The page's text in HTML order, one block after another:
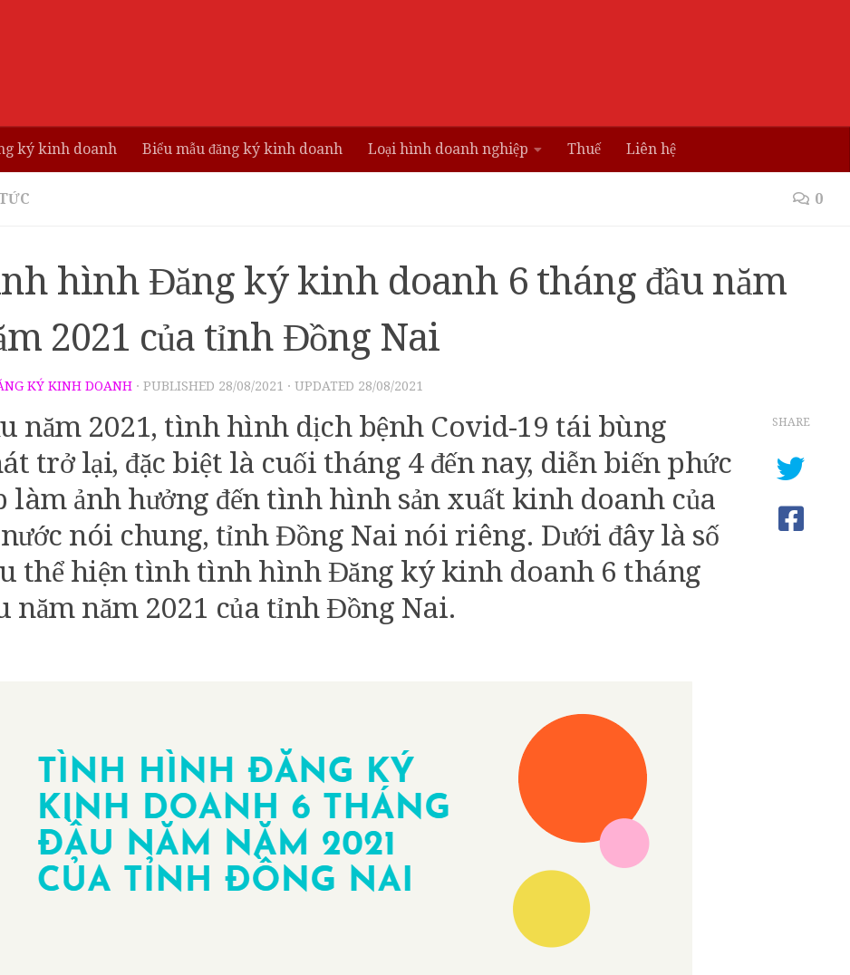
ký kinh doanh Biểu mẫu đăng ký kinh doanh Loại hình doanh nghiệp Thuế Liên hệ
0
hình Đăng ký kinh doanh 6 tháng đầu năm
2021 của tỉnh Đồng Nai
KÝ KINH DOANH · PUBLISHED 28/08/2021 · UPDATED 28/08/2021
năm 2021, tình hình dịch bệnh Covid-19 tái bùng
trở lại, đặc biệt là cuối tháng 4 đến nay, diễn biến phức
làm ảnh hưởng đến tình hình sản xuất kinh doanh của
nước nói chung, tỉnh Đồng Nai nói riêng. Dưới đây là số
thể hiện tình tình hình Đăng ký kinh doanh 6 tháng
năm năm 2021 của tỉnh Đồng Nai.
SHARE